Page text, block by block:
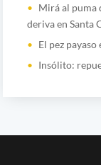
Mirá al puma
deriva en Santa
El pez
Insólito: